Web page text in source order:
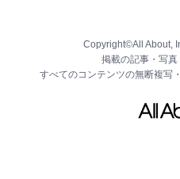
Copyright©All About,
掲載の記事・写真
すべてのコンテンツの無断複写